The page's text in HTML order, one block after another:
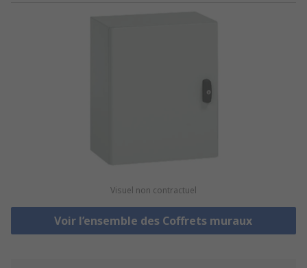
Visuel non contractuel
Voir l’ensemble des Coffrets muraux